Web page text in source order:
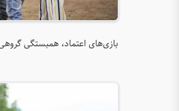
بازی‌های اعتماد، همبستگی